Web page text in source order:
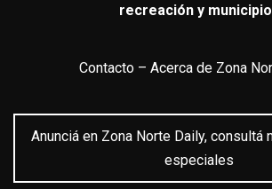
recreación y
Contacto– Acerca de Zona
Anunciá en Zona Norte Daily, consultá
especiales